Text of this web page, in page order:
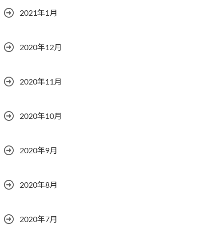
2021年1月
2020年12月
2020年11月
2020年10月
2020年9月
2020年8月
2020年7月